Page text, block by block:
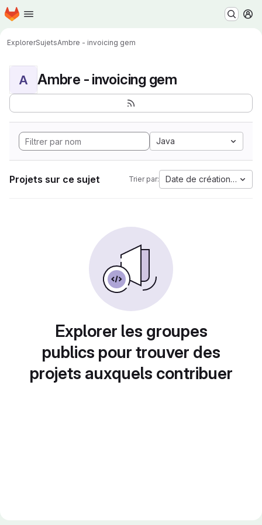
Passer au contenu principal
Page d'accueil
ExplorerSujetsAmbre - invoicing gem
A Ambre - invoicing gem
Java
Projets sur ce sujet Trier par: Date de création la plus
Explorer les groupes
publics pour trouver des
projets auxquels contribuer